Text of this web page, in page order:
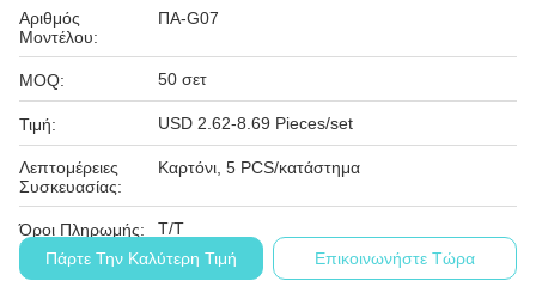
Αριθμός
Μοντέλου:
ΠΑ-G07
MOQ: 50 σετ
Τιμή: USD 2.62-8.69 Pieces/set
Λεπτομέρειες
Συσκευασίας:
Καρτόνι, 5 PCS/κατάστημα
Όροι Πληρωμής:
T/T
Πάρτε Την Καλύτερη Τιμή
Επικοινωνήστε Τώρα